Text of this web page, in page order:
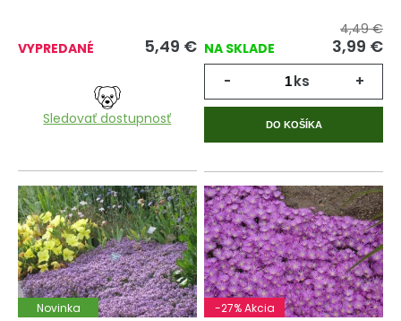
VYPREDANÉ 5,49 €
Sledovať dostupnosť
NA SKLADE
4,49 €
3,99 €
- ks +
DO KOŠÍKA
Novinka
-27% Akcia